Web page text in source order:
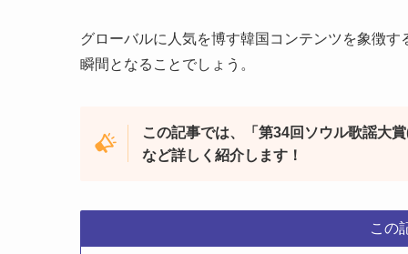
グローバルに人気を博す韓国コンテンツを象徴
瞬間となることでしょう。
この記事では、「第34回ソウル歌謡大
など詳しく紹介します！
この